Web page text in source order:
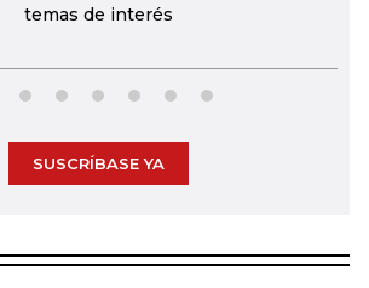
temas de interés
SUSCRÍBASE YA